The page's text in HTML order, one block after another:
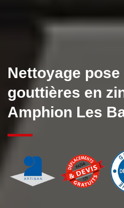
Nettoyage pose
gouttières en
Amphion Les